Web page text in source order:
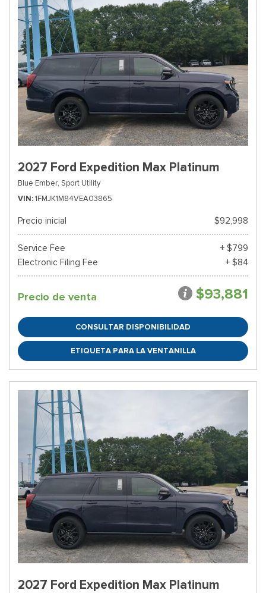
2027 Ford Expedition Max Platinum
Blue Ember, Sport Utility
VIN 1FMJK1M84VEA03865
Precio inicial $92,998
Service Fee
+ $799
Electronic Filing Fee
+ $84
Precio de venta $93,881
CONSULTAR DISPONIBILIDAD
ETIQUETA PARA LA VENTANILLA
2027 Ford Expedition Max Platinum